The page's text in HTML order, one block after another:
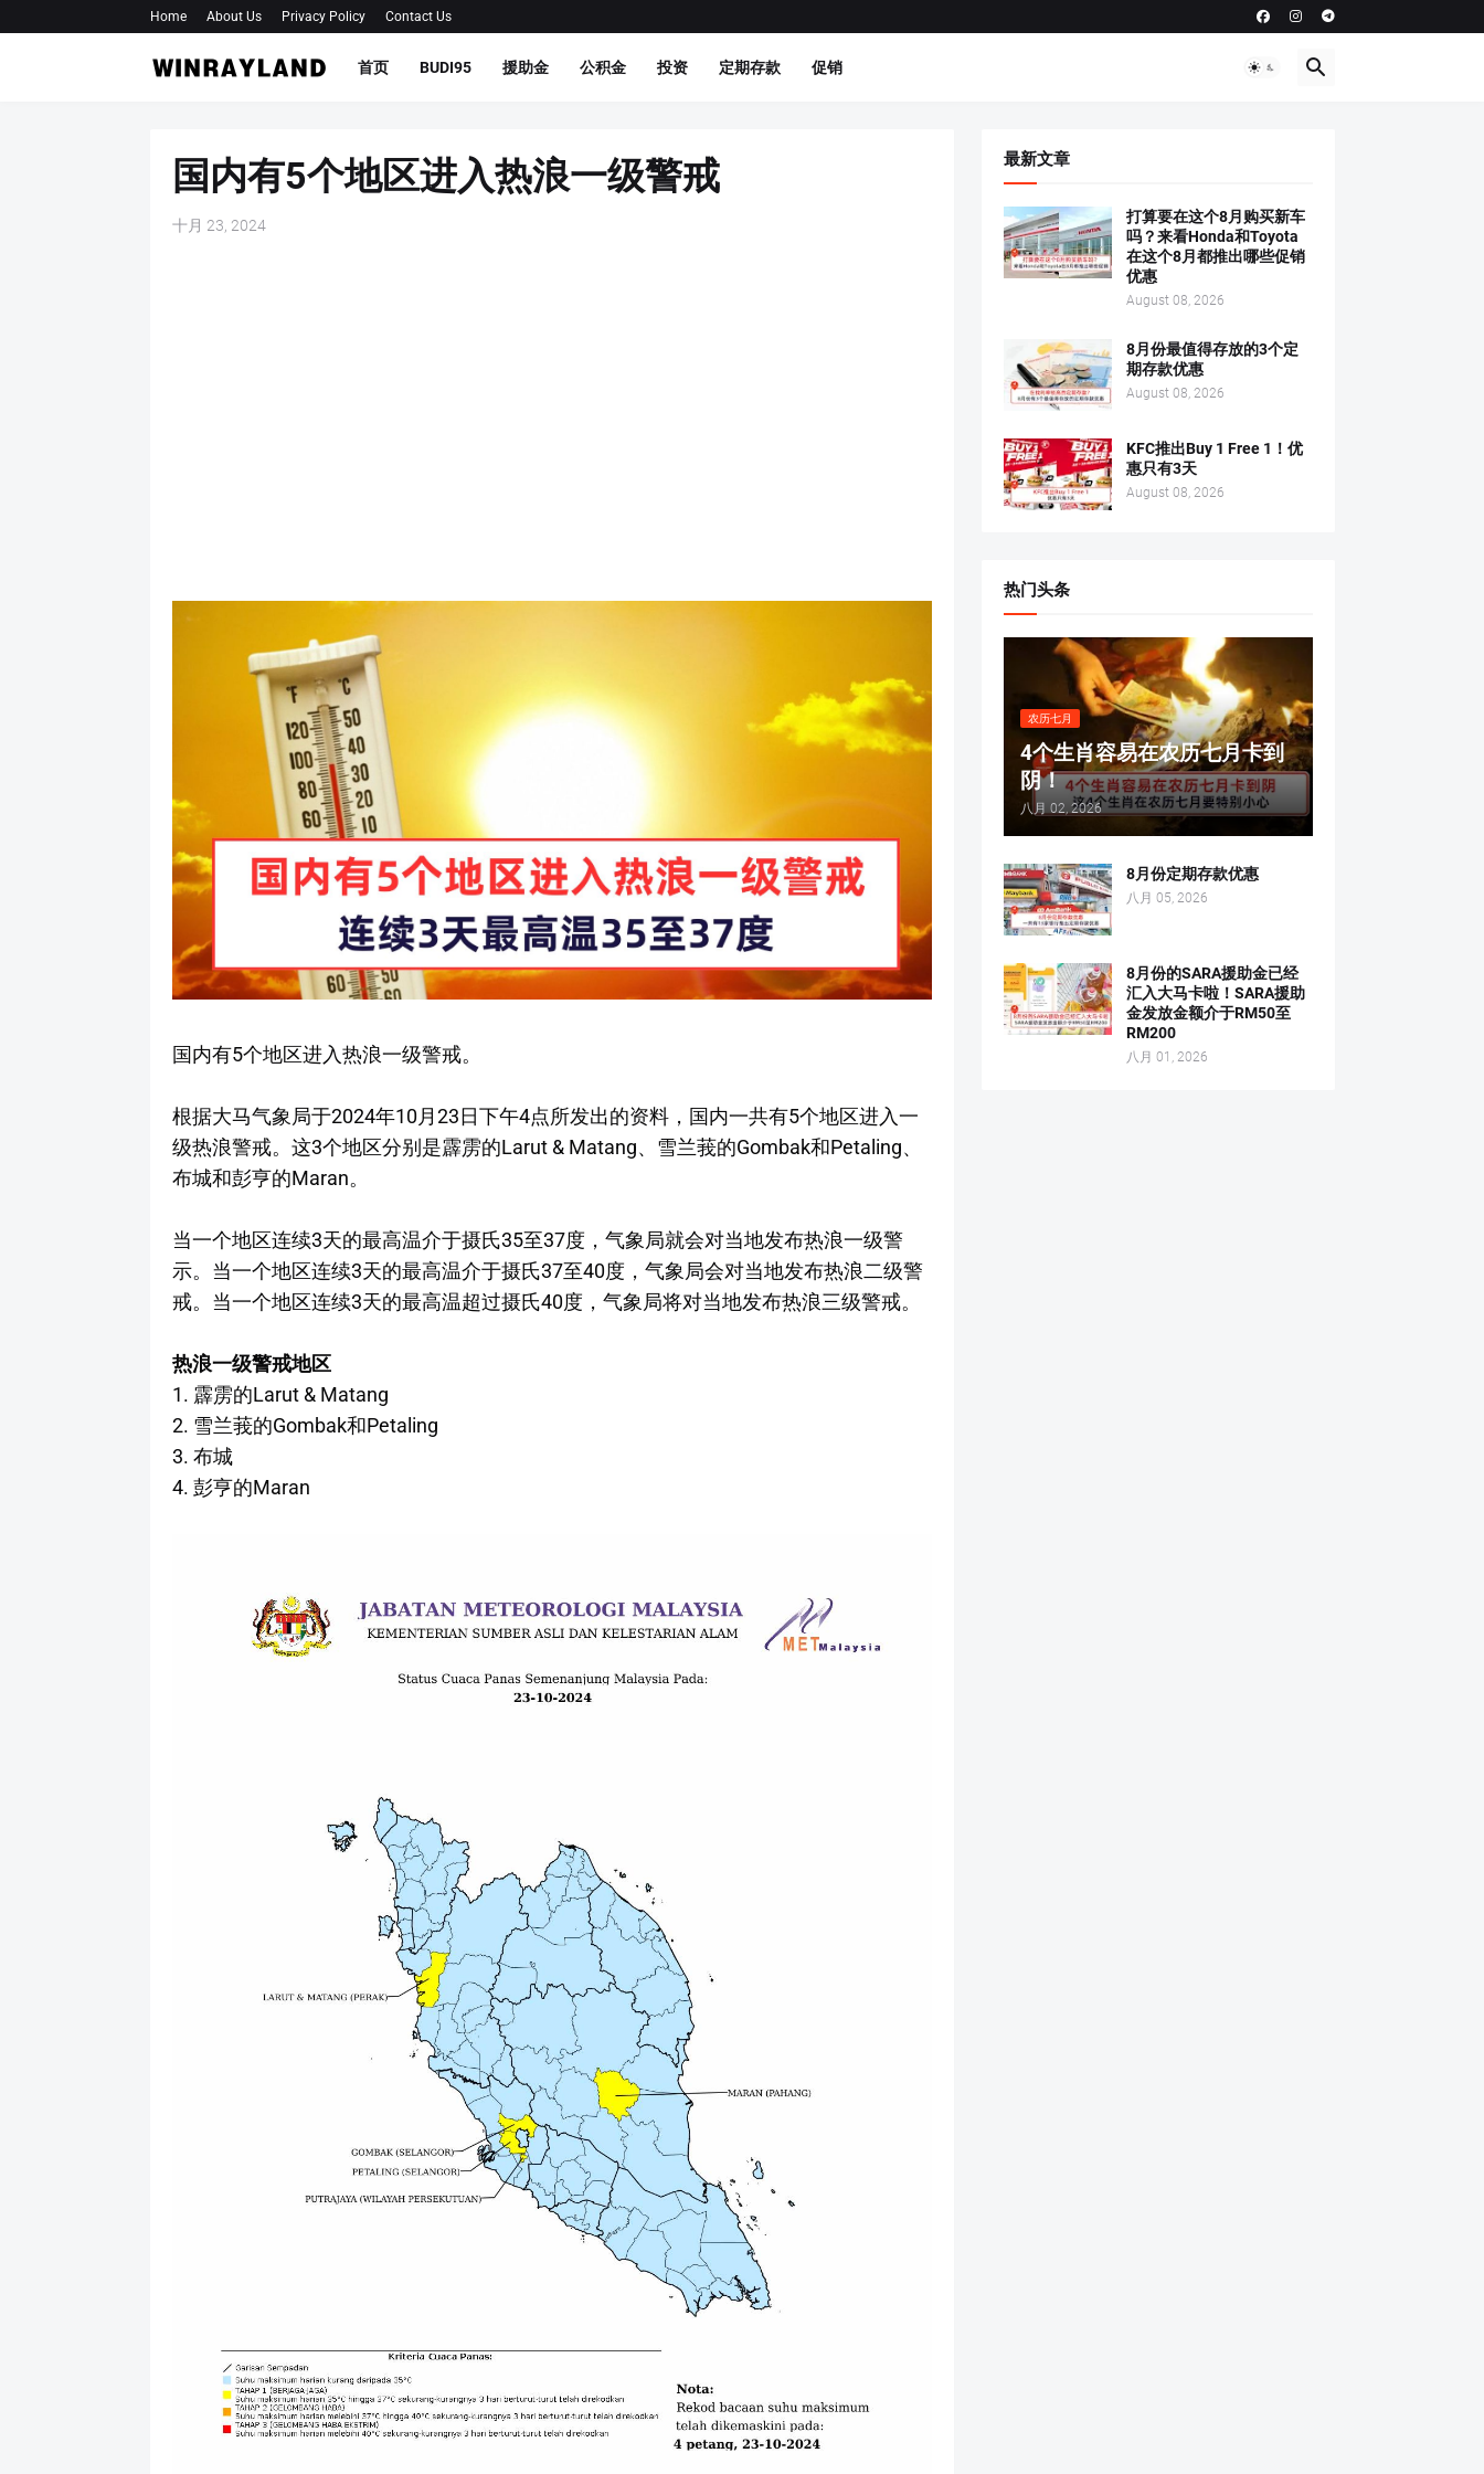
Home About Us Privacy Policy Contact Us
首页 BUDI95 援助金 公积金 投资 定期存款 促销
国内有5个地区进入热浪一级警戒
十月 23, 2024
国内有5个地区进入热浪一级警戒。
根据大马气象局于2024年10月23日下午4点所发出的资料，国内一共有5个地区进入一
级热浪警戒。这3个地区分别是霹雳的Larut & Matang、雪兰莪的Gombak和Petaling、
布城和彭亨的Maran。
当一个地区连续3天的最高温介于摄氏35至37度，气象局就会对当地发布热浪一级警
示。当一个地区连续3天的最高温介于摄氏37至40度，气象局会对当地发布热浪二级警
戒。当一个地区连续3天的最高温超过摄氏40度，气象局将对当地发布热浪三级警戒。
热浪一级警戒地区
1. 霹雳的Larut & Matang
2. 雪兰莪的Gombak和Petaling
3. 布城
4. 彭亨的Maran
最新文章
打算要在这个8月购买新车
吗？来看Honda和Toyota
在这个8月都推出哪些促销
优惠
August 08, 2026
8月份最值得存放的3个定
期存款优惠
August 08, 2026
KFC推出Buy 1 Free 1！优
惠只有3天
August 08, 2026
热门头条
农历七月
4个生肖容易在农历七月卡到
阴！
八月 02, 2026
8月份定期存款优惠
八月 05, 2026
8月份的SARA援助金已经
汇入大马卡啦！SARA援助
金发放金额介于RM50至
RM200
八月 01, 2026